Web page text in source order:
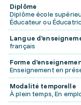
Diplôme
Diplôme école
Éducateur ou
Langue
français
Forme
Enseignement en
Modalité temporelle
À plein temps, En